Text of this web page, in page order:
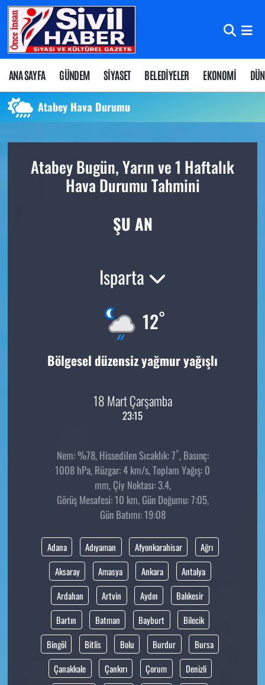
ANA SAYFA GÜNDEM SİYASET BELEDİYELER EKONOMİ
Atabey Hava Durumu
Atabey Bugün, Yarın ve 1 Haftalık
Hava Durumu Tahmini
ŞU AN
Isparta
12°
Bölgesel düzensiz yağmur yağışlı
18 Mart Çarşamba
23:15
Nem: %78, Hissedilen Sıcaklık: 7°, Basınç:
1008 hPa, Rüzgar: 4 km/s, Toplam Yağış: 0
mm, Çiy Noktası: 3.4,
Görüş Mesafesi: 10 km, Gün Doğumu: 7:05,
Gün Batımı: 19:08
Adana Adıyaman Afyonkarahisar
Ağrı
Aksaray
Amasya Ankara
Antalya
Ardahan
Artvin Aydın
Balıkesir
Bartın
Batman Bayburt
Bilecik
Bingöl
Bitlis Bolu Burdur
Bursa
Çanakkale
Çankırı Çorum
Denizli
Nöbetçi Eczaneler
Hava Durumu
Namaz Vakitleri
Süper Lig Puan Durumu ve Fikstür
Tüm Manşetler
Son Dakika Haberleri